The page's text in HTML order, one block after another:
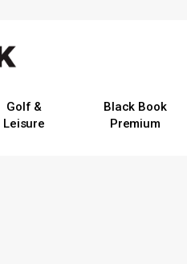
Golf &
Leisure
Black Book
Premium